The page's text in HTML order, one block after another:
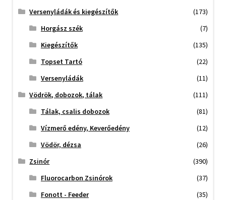
Versenyládák és kiegészítők
(173)
Horgász szék
(7)
Kiegészítők
(135)
Topset Tartó
(22)
Versenyládák
(11)
Vödrök, dobozok, tálak
(111)
Tálak, csalis dobozok
(81)
Vízmerő edény, Keverőedény
(12)
Vödör, dézsa
(26)
Zsinór
(390)
Fluorocarbon Zsinórok
(37)
Fonott - Feeder
(35)